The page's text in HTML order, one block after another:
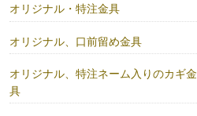
オリジナル・特注金具
オリジナル、口前留め金具
オリジナル、特注ネーム入りのカギ金
具